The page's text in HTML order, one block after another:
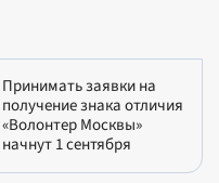
Принимать заявки на
получение знака отличия
«Волонтер Москвы»
начнут 1 сентября